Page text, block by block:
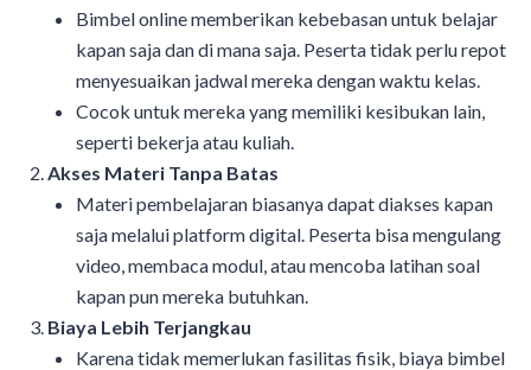
Bimbel online memberikan kebebasan untuk belajar
kapan saja dan di mana saja. Peserta tidak perlu repot
menyesuaikan jadwal mereka dengan waktu kelas.
Cocok untuk mereka yang memiliki kesibukan lain,
seperti bekerja atau kuliah.
Akses Materi Tanpa Batas
Materi pembelajaran biasanya dapat diakses kapan
saja melalui platform digital. Peserta bisa mengulang
video, membaca modul, atau mencoba latihan soal
kapan pun mereka butuhkan.
Biaya Lebih Terjangkau
Karena tidak memerlukan fasilitas fisik, biaya bimbel